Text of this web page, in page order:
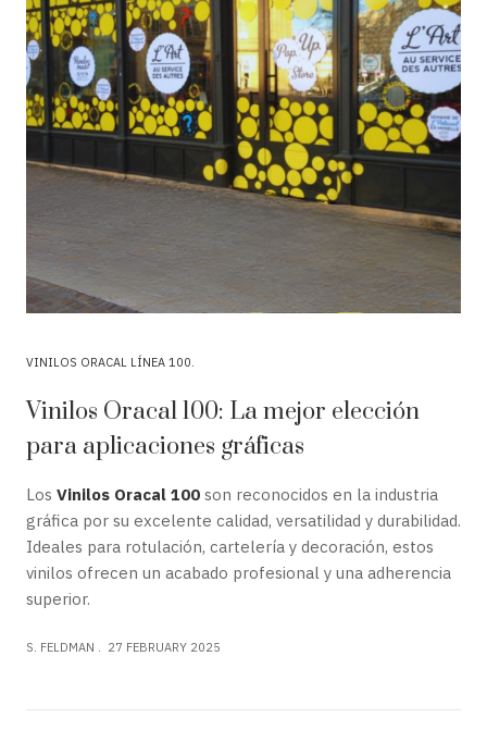
VINILOS ORACAL LÍNEA 100
Vinilos Oracal 100: La mejor elección
para aplicaciones gráficas
Los Vinilos Oracal 100 son reconocidos en la industria
gráfica por su excelente calidad, versatilidad y durabilidad.
Ideales para rotulación, cartelería y decoración, estos
vinilos ofrecen un acabado profesional y una adherencia
superior.
S. FELDMAN 27 FEBRUARY 2025